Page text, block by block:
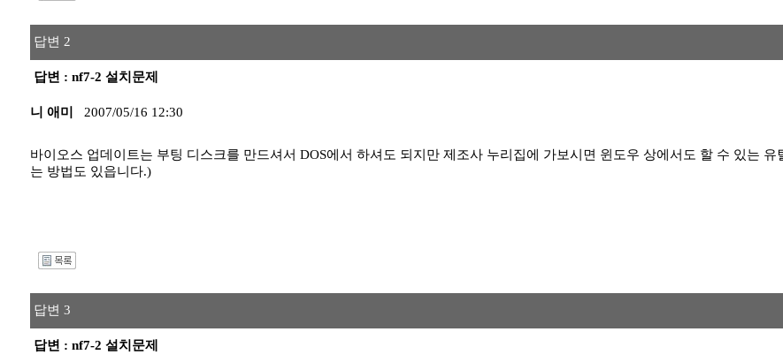
답변 2
답변 : nf7-2 설치문제
니 애미 2007/05/16 12:30
바이오스 업데이트는 부팅 디스크를 만드셔서 DOS에서 하셔도 되지만 제조사 누리집에 가보시면 윈도우 상에서도 할 수 있는
는 방법도 있읍니다.)
답변 3
답변 : nf7-2 설치문제